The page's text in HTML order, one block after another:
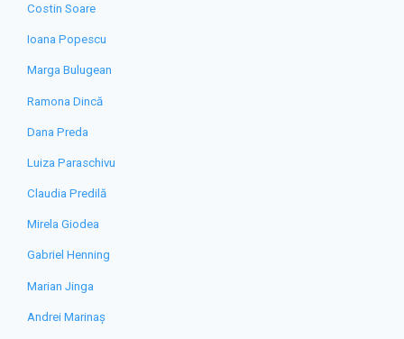
Costin Soare
Ioana Popescu
Marga Bulugean
Ramona Dincă
Dana Preda
Luiza Paraschivu
Claudia Predilă
Mirela Giodea
Gabriel Henning
Marian Jinga
Andrei Marinaș